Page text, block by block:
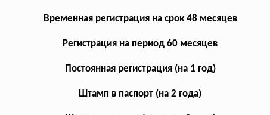
Временная регистрация на срок 48 месяцев
Регистрация на период 60 месяцев
Постоянная регистрация (на 1 год)
Штамп в паспорт (на 2 года)